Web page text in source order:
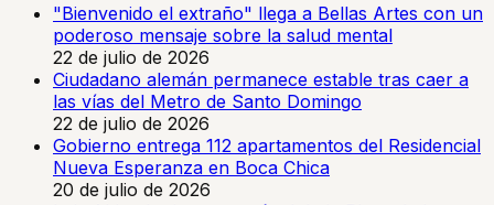
"Bienvenido el extraño" llega a Bellas Artes con un
poderoso mensaje sobre la salud mental
22 de julio de 2026
Ciudadano alemán permanece estable tras caer a
las vías del Metro de Santo Domingo
22 de julio de 2026
Gobierno entrega 112 apartamentos del Residencial
Nueva Esperanza en Boca Chica
20 de julio de 2026